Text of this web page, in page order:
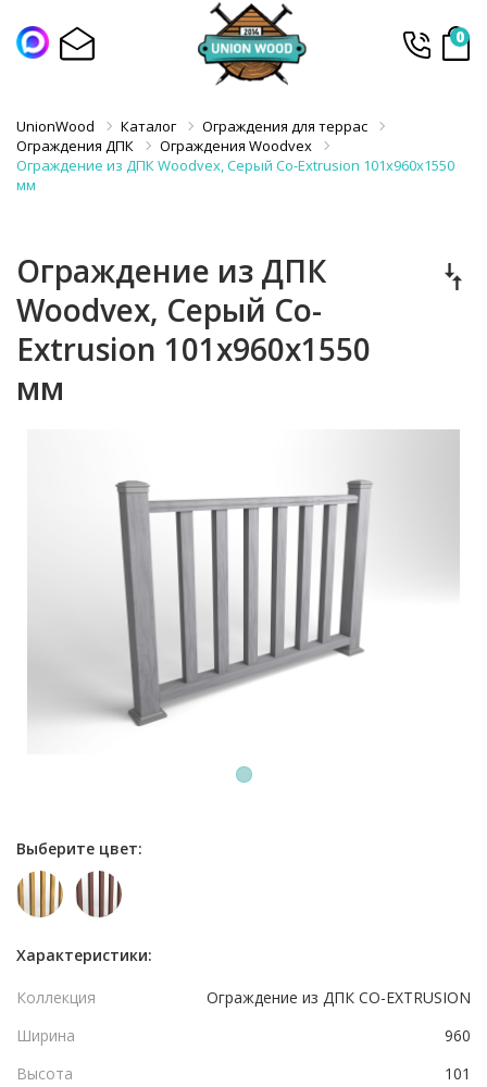
0
UnionWood Каталог
Ограждения для террас
Ограждения ДПК
Ограждения Woodvex
Ограждение из ДПК Woodvex, Серый Сo-Extrusion 101х960х1550
мм
Ограждение из ДПК
Woodvex, Серый Сo-
Extrusion 101х960х1550
мм
1
Выберите цвет:
Характеристики:
Коллекция
Ограждение из ДПК CO-EXTRUSION
Ширина
960
Высота
101